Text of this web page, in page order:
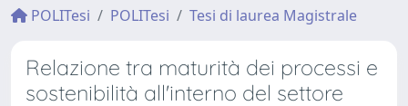
POLITesi POLITesi Tesi di laurea Magistrale
Relazione tra maturità dei processi e
sostenibilità all'interno del settore